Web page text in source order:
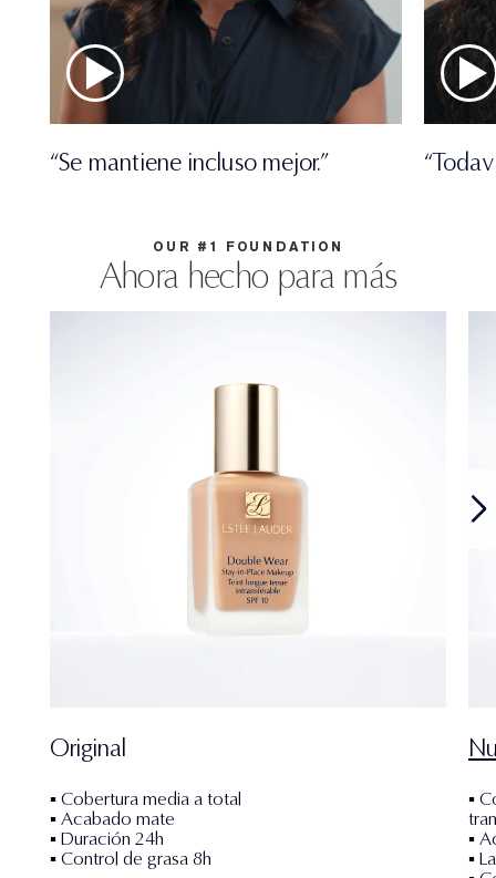
“Se mantiene incluso mejor.”
OUR #1 FOUNDATION
Ahora hecho para más
Original
▪ Cobertura media a total
▪ Acabado mate
▪ Duración 24h
▪ Control de grasa 8h
▪
▪
▪